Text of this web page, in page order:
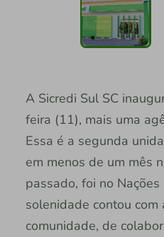
A Sicredi Sul SC
feira (11), mais uma
Essa é a segunda
em menos de um mês
passado, foi no
solenidade contou com
comunidade, de